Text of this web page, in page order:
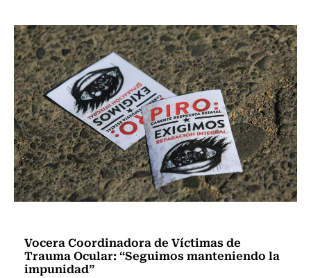
Vocera Coordinadora de Víctimas de
Trauma Ocular: “Seguimos manteniendo la
impunidad”